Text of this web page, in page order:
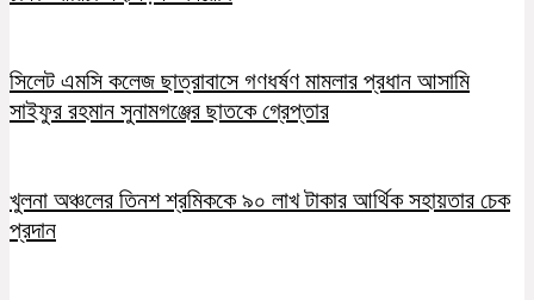
সিলেট এমসি কলেজ ছাত্রাবাসে গণধর্ষণ মামলার প্রধান আসামি
সাইফুর রহমান সুনামগঞ্জের ছাতকে গ্রেপ্তার
খুলনা অঞ্চলের তিনশ শ্রমিককে ৯০ লাখ টাকার আর্থিক সহায়তার চেক
প্রদান